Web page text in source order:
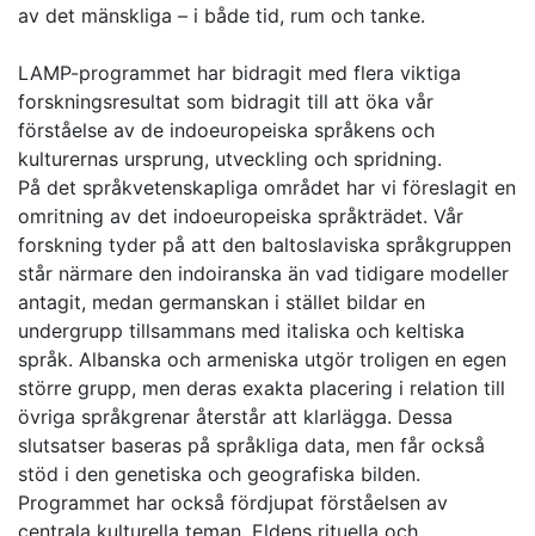
av det mänskliga – i både tid, rum och tanke.
LAMP-programmet har bidragit med flera viktiga
forskningsresultat som bidragit till att öka vår
förståelse av de indoeuropeiska språkens och
kulturernas ursprung, utveckling och spridning.
På det språkvetenskapliga området har vi föreslagit en
omritning av det indoeuropeiska språkträdet. Vår
forskning tyder på att den baltoslaviska språkgruppen
står närmare den indoiranska än vad tidigare modeller
antagit, medan germanskan i stället bildar en
undergrupp tillsammans med italiska och keltiska
språk. Albanska och armeniska utgör troligen en egen
större grupp, men deras exakta placering i relation till
övriga språkgrenar återstår att klarlägga. Dessa
slutsatser baseras på språkliga data, men får också
stöd i den genetiska och geografiska bilden.
Programmet har också fördjupat förståelsen av
centrala kulturella teman. Eldens rituella och